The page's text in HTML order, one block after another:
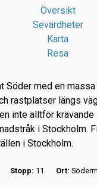
Översikt
Sevärdheter
Karta
Resa
Söder med en
rastplatser längs
inte alltför krävande
i Stockholm.
i Stockholm.
Stopp: 11 Ort: